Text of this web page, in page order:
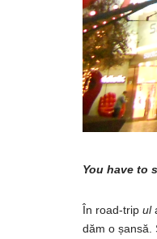
You have to
În road-trip ul
dăm o șansă